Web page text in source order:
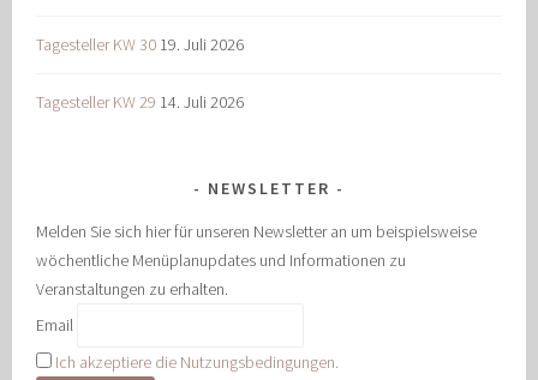
Tagesteller KW 30 19. Juli 2026
Tagesteller KW 29 14. Juli 2026
NEWSLETTER
Melden Sie sich hier für unseren Newsletter an um beispielsweise
wöchentliche Menüplanupdates und Informationen zu
Veranstaltungen zu erhalten.
Email
Ich akzeptiere die Nutzungsbedingungen.